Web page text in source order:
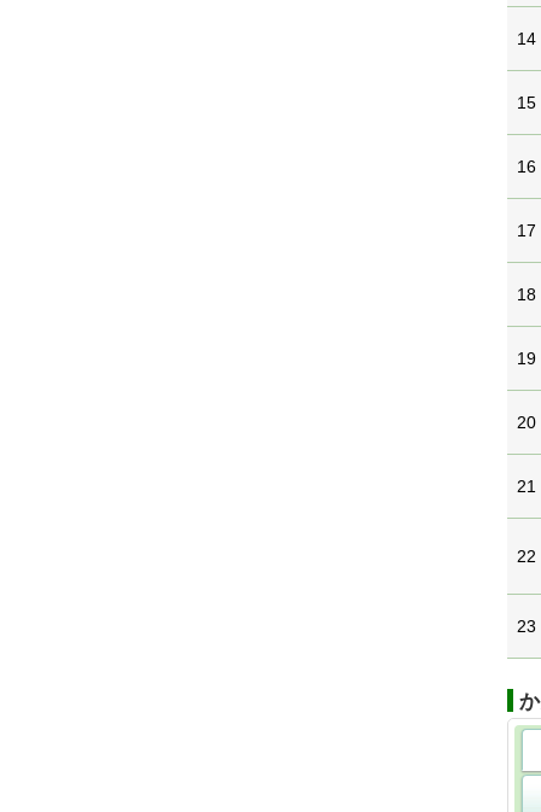
14
15
16
17
18
19
20
21
22
23